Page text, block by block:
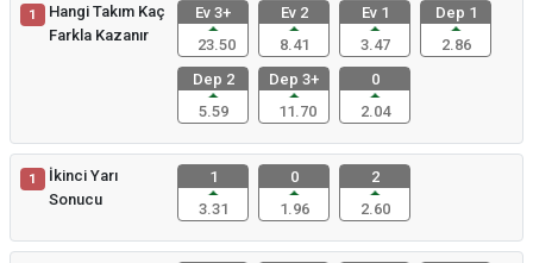
1
Hangi Takım Kaç
Farkla Kazanır
Ev 3+
23.50
Ev 2
8.41
Ev 1
3.47
Dep 1
2.86
Dep 2
5.59
Dep 3+
11.70
0
2.04
1
İkinci Yarı
Sonucu
1
3.31
0
1.96
2
2.60